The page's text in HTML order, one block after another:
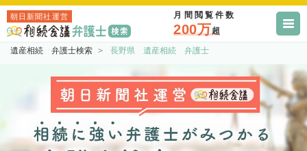
朝日新聞社運営 月間閲覧件数
200万超
遺産相続 弁護士検索 長野県 遺産相続 弁護士